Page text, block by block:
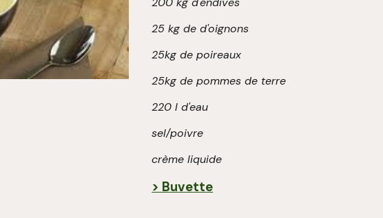
25 kg de d'oignons
25kg de poireaux
25kg de pommes de terre
220 l d'eau
sel/poivre
crème liquide
> Buvette